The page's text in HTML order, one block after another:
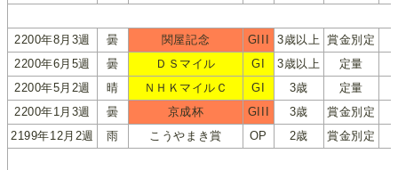
2200年8月3週 曇 関屋記念 GIII 3歳以上 賞金別定
2200年6月5週
曇 ＤＳマイル GI 3歳以上
定量
2200年5月2週
晴 ＮＨＫマイルＣ GI 3歳
定量
2200年1月3週
曇 京成杯 GIII 3歳
賞金別定
2199年12月2週
雨 こうやまき賞 OP 2歳 賞金別定